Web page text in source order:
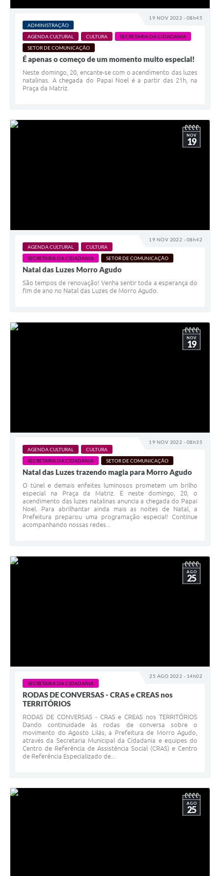
19 NOV 2022 - 08h45
ADMINISTRAÇÃO
AGENDA CULTURAL
CULTURA
SECRETARIA DA CIDADANIA
SETOR DE COMUNICAÇÃO
É apenas o começo de um momento muito especial!
Neste domingo, 20, encante-se com o acendimento das luzes
natalinas. A chegada do Papai Noel é a partir das 21h, na
Praça da Matriz.
19 NOV 2022 - 08h42
NOV
19
AGENDA CULTURAL
CULTURA
SECRETARIA DA CIDADANIA
SETOR DE COMUNICAÇÃO
Natal das Luzes Morro Agudo
São tempos de renovação! Venha sentir toda a esperança do
fim de ano no Natal das Luzes de Morro Agudo.
19 NOV 2022 - 08h35
NOV
19
AGENDA CULTURAL
CULTURA
SECRETARIA DA CIDADANIA
SETOR DE COMUNICAÇÃO
Natal das Luzes trazendo magia para Morro Agudo
O túnel e demais enfeites luminosos prometem um brilho
especial na Praça da Matriz. E neste domingo, 20, o
acendimento das luzes natalinas anuncia a chegada do Papai
Noel. Para abrilhantar ainda mais as noites de Natal, a
Prefeitura preparou uma programação especial! Continue
acompanhando nossas redes...
25 AGO 2022 - 14h02
AGO
25
SECRETARIA DA CIDADANIA
RODAS DE CONVERSAS - CRAS e CREAS nos
TERRITÓRIOS
RODAS DE CONVERSAS - CRAS e CREAS nos TERRITÓRIOS
Dando continuidade às rodas de conversa sobre o
movimento do Agosto Lilás, a Prefeitura de Morro Agudo,
através da Secretaria Municipal da Cidadania e equipes do
Centro de Referência de Assistência Social (CRAS) e Centro
de Referência Especializado de...
AGO
25